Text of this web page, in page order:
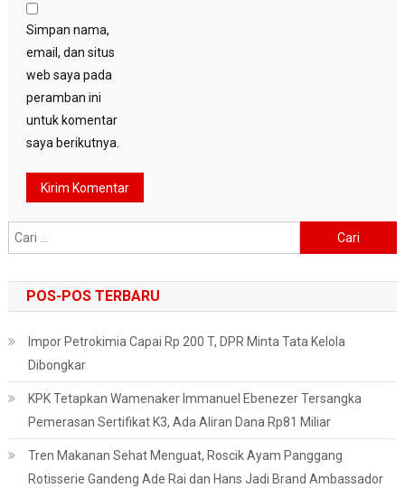
Simpan nama,
email, dan situs
web saya pada
peramban ini
untuk komentar
saya berikutnya.
untuk:
POS-POS TERBARU
Impor Petrokimia Capai Rp 200 T, DPR Minta Tata Kelola
Dibongkar
KPK Tetapkan Wamenaker Immanuel Ebenezer Tersangka
Pemerasan Sertifikat K3, Ada Aliran Dana Rp81 Miliar
Tren Makanan Sehat Menguat, Roscik Ayam Panggang
Rotisserie Gandeng Ade Rai dan Hans Jadi Brand Ambassador